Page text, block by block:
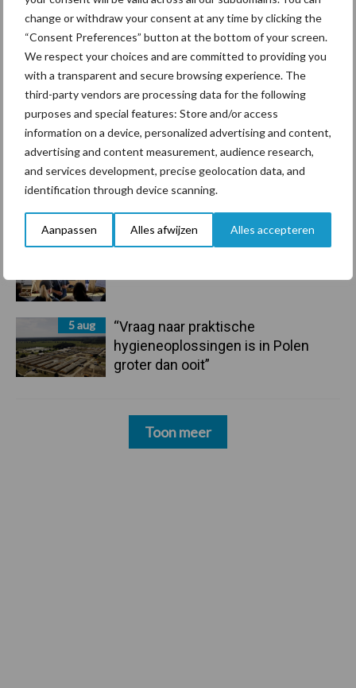
change or withdraw your consent at any time by clicking the
“Consent Preferences” button at the bottom of your screen.
We respect your choices and are committed to providing you
with a transparent and secure browsing experience. The
third-party vendors are processing data for the following
purposes and special features: Store and/or access
information on a device, personalized advertising and content,
advertising and content measurement, audience research,
and services development, precise geolocation data, and
identification through device scanning.
Aanpassen Alles afwijzen Alles accepteren
7 aug
Grondstoffenmarkt blijft grillig:
droogte en geopolitiek houden
handel in de greep
De speenhuid: een vaak
onderschatte risicofactor voor
mastitis
6 aug
ForFarmers ziet volume en
marktaandeel groeien in krimpende
6 aug
Tien praktische tips voor een
5 aug
“Vraag naar praktische
hygieneoplossingen is in Polen
groter dan ooit”
Toon meer